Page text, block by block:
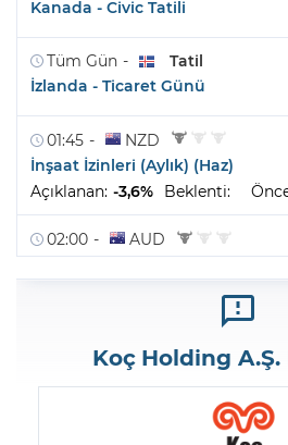
Koç Holding A.Ş.